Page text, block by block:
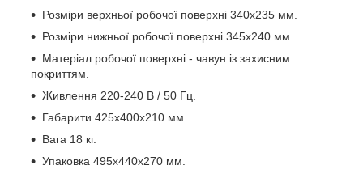
Розміри верхньої робочої поверхні 340х235 мм.
Розміри нижньої робочої поверхні 345х240 мм.
Матеріал робочої поверхні - чавун із захисним
покриттям.
Живлення 220-240 В / 50 Гц.
Габарити 425х400х210 мм.
Вага 18 кг.
Упаковка 495x440x270 мм.